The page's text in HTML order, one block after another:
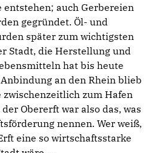
auch Gerbereien
gegründet. Öl- und
später zum wichtigsten
Stadt, die Herstellung und
hat bis heute
an den Rhein blieb
zum Hafen
Obererft war also das, was
nennen. Wer weiß,
eine so wirtschaftsstarke